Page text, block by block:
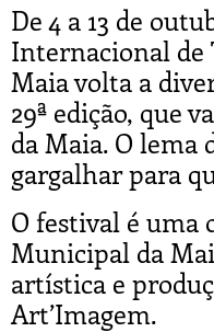
De 4 a 13 de
Internacional de
Maia volta a
29ª edição, que
da Maia. O lema
gargalhar para
O festival é uma
Municipal da
artística e
Art’Imagem.